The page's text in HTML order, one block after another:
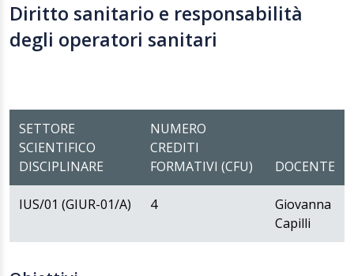
Diritto sanitario e responsabilità
degli operatori sanitari
SETTORE
SCIENTIFICO
DISCIPLINARE
NUMERO
CREDITI
FORMATIVI (CFU)
DOCENTE
IUS/01 (GIUR-01/A) 4
Giovanna
Capilli